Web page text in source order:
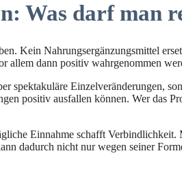
Was darf man
Kein Nahrungsergänzungsmittel
dann positiv wahrgenommen
spektakuläre Einzelveränderungen,
positiv ausfallen können. Wer das
Einnahme schafft
dadurch nicht nur wegen seiner